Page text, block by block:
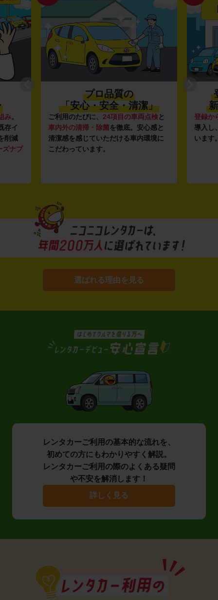
み。
存イ
削減
ズナブ
プロ品質の
「安心・安全・清潔」
ご利用のたびに、 24項目の車両点検と
車内外の清掃・除菌を徹底。安心感と
清潔感を感じていただける車内環境に
こだわっています。
登録か
導入し
います
選ばれる理由を見る
レンタカーご利用の基本的な流れを、
初めての方にもわかりやすく解説。
レンタカーご利用の際のよくある疑問
や不安を解消します！
詳しく見る